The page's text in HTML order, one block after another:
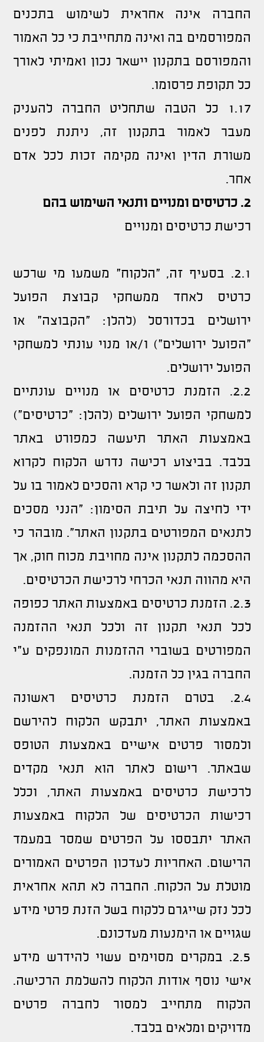
החברה אינה אחראית לשימוש בתכנים
המפורסמים בה ואינה מתחייבת כי כל האמור
והמפורסם בתקנון יישאר נכון ואמיתי לאורך
כל תקופת פרסומו.
1.17 כל הטבה שתחליט החברה להעניק
מעבר לאמור בתקנון זה, ניתנת לפנים
משורת הדין ואינה מקימה זכות לכל אדם
אחר.
2. כרטיסים ומנויים ותנאי השימוש בהם
רכישת כרטיסים ומנויים
2.1. בסעיף זה, "הלקוח" משמעו מי שרכש
כרטיס לאחד ממשחקי קבוצת הפועל
ירושלים בכדורסל (להלן: "הקבוצה" או
"הפועל ירושלים") ו/או מנוי עונתי למשחקי
הפועל ירושלים.
2.2. הזמנת כרטיסים או מנויים עונתיים
למשחקי הפועל ירושלים (להלן: "כרטיסים")
באמצעות האתר תיעשה כמפורט באתר
בלבד. בביצוע רכישה נדרש הלקוח לקרוא
תקנון זה ולאשר כי קרא והסכים לאמור בו על
ידי לחיצה על תיבת הסימון: "הנני מסכים
לתנאים המפורטים בתקנון האתר". מובהר כי
ההסכמה לתקנון אינה מחויבת מכוח חוק, אך
היא מהווה תנאי הכרחי לרכישת הכרטיסים.
2.3. הזמנת כרטיסים באמצעות האתר כפופה
לכל תנאי תקנון זה ולכל תנאי ההזמנה
המפורטים בשוברי ההזמנות המונפקים ע"י
החברה בגין כל הזמנה.
2.4. בטרם הזמנת כרטיסים ראשונה
באמצעות האתר, יתבקש הלקוח להירשם
ולמסור פרטים אישיים באמצעות הטופס
שבאתר. רישום לאתר הוא תנאי מקדים
לרכישת כרטיסים באמצעות האתר, וכלל
רכישות הכרטיסים של הלקוח באמצעות
האתר יתבססו על הפרטים שמסר במעמד
הרישום. האחריות לעדכון הפרטים האמורים
מוטלת על הלקוח. החברה לא תהא אחראית
לכל נזק שייגרם ללקוח בשל הזנת פרטי מידע
שגויים או הימנעות מעדכונם.
2.5. במקרים מסוימים עשוי להידרש מידע
אישי נוסף אודות הלקוח להשלמת הרכישה.
הלקוח מתחייב למסור לחברה פרטים
מדויקים ומלאים בלבד.